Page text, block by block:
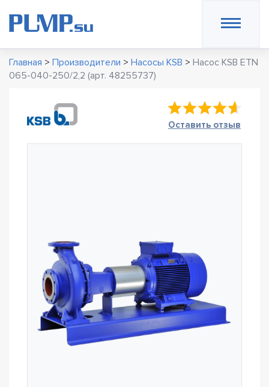
Главная > Производители > Насосы KSB > Насос KSB ETN
065-040-250/2,2 (арт. 48255737)
Оставить отзыв